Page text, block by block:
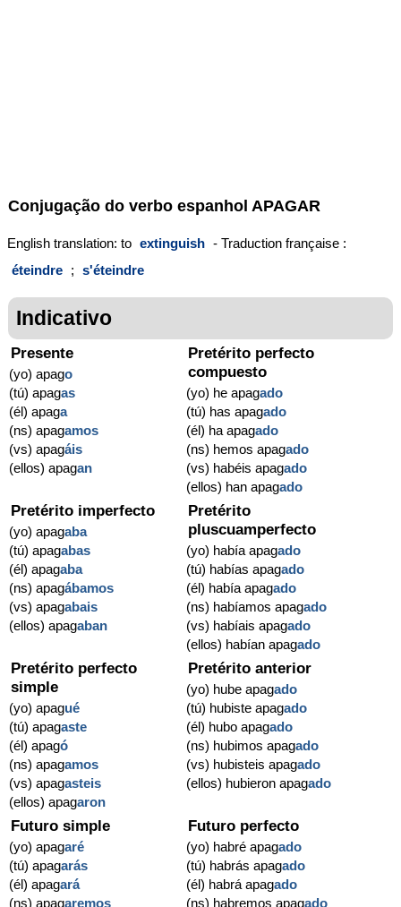
Conjugação do verbo espanhol APAGAR
English translation: to extinguish - Traduction française :
éteindre ; s'éteindre
Indicativo
Presente
(yo) apago
(tú) apagas
(él) apaga
(ns) apagamos
(vs) apagáis
(ellos) apagan
Pretérito perfecto
compuesto
(yo) he apagado
(tú) has apagado
(él) ha apagado
(ns) hemos apagado
(vs) habéis apagado
(ellos) han apagado
Pretérito imperfecto
(yo) apagaba
(tú) apagabas
(él) apagaba
(ns) apagábamos
(vs) apagabais
(ellos) apagaban
Pretérito
pluscuamperfecto
(yo) había apagado
(tú) habías apagado
(él) había apagado
(ns) habíamos apagado
(vs) habíais apagado
(ellos) habían apagado
Pretérito perfecto
simple
(yo) apagué
(tú) apagaste
(él) apagó
(ns) apagamos
(vs) apagasteis
(ellos) apagaron
Pretérito anterior
(yo) hube apagado
(tú) hubiste apagado
(él) hubo apagado
(ns) hubimos apagado
(vs) hubisteis apagado
(ellos) hubieron apagado
Futuro simple
(yo) apagaré
(tú) apagarás
(él) apagará
(ns) apagaremos
Futuro perfecto
(yo) habré apagado
(tú) habrás apagado
(él) habrá apagado
(ns) habremos apagado